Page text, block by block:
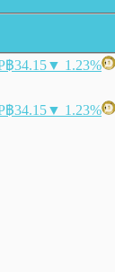
฿34.15▼ 1.23%
฿34.15▼ 1.23%